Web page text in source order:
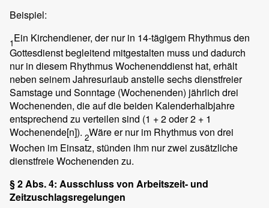
Beispiel:
1Ein Kirchendiener, der nur in 14-tägigem Rhythmus den
Gottesdienst begleitend mitgestalten muss und dadurch
nur in diesem Rhythmus Wochenenddienst hat, erhält
neben seinem Jahresurlaub anstelle sechs dienstfreier
Samstage und Sonntage (Wochenenden) jährlich drei
Wochenenden, die auf die beiden Kalenderhalbjahre
entsprechend zu verteilen sind (1 + 2 oder 2 + 1
Wochenende[n]). 2Wäre er nur im Rhythmus von drei
Wochen im Einsatz, stünden ihm nur zwei zusätzliche
dienstfreie Wochenenden zu.
§ 2 Abs. 4: Ausschluss von Arbeitszeit- und
Zeitzuschlagsregelungen